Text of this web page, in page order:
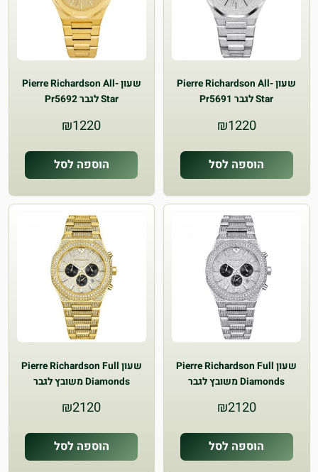
בעמוד
שעון Pierre Richardson All-
Star לגבר Pr5691
₪1220
הוספה לסל
שעון Pierre Richardson All-
Star לגבר Pr5692
₪1220
הוספה לסל
שעון Pierre Richardson Full
Diamonds משובץ לגבר
₪2120
הוספה לסל
שעון Pierre Richardson Full
Diamonds משובץ לגבר
₪2120
הוספה לסל